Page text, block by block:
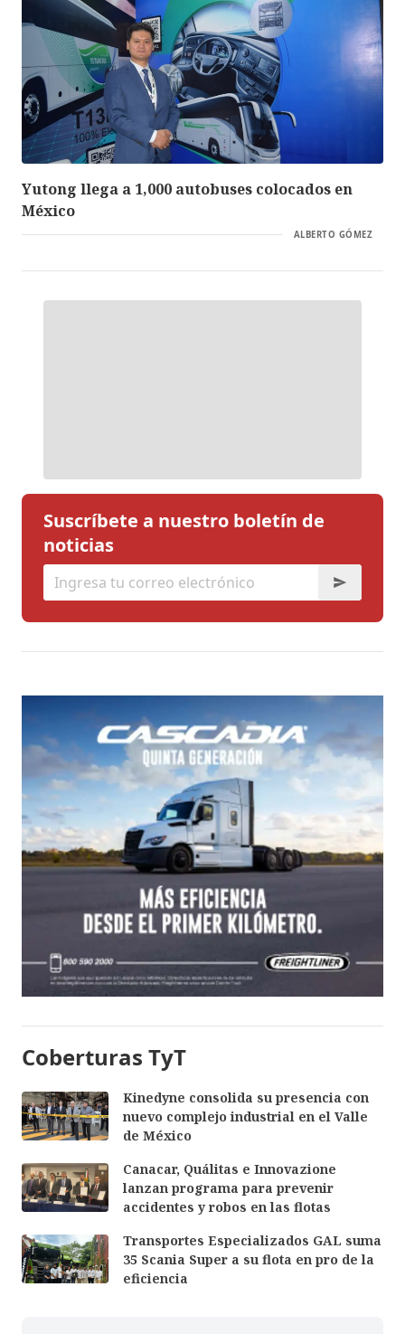
Yutong llega a 1,000 autobuses colocados en
México
ALBERTO GÓMEZ
Suscríbete a nuestro boletín de
noticias
Coberturas TyT
Kinedyne consolida su presencia con
nuevo complejo industrial en el Valle
de México
Canacar, Quálitas e Innovazione
lanzan programa para prevenir
accidentes y robos en las flotas
Transportes Especializados GAL suma
35 Scania Super a su flota en pro de la
eficiencia